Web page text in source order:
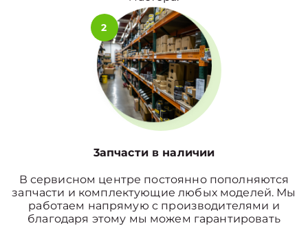
2
3апчасти в наличии
В сервисном центре постоянно пополняются
запчасти и комплектующие любых моделей. Мы
работаем напрямую с производителями и
благодаря этому мы можем гарантировать